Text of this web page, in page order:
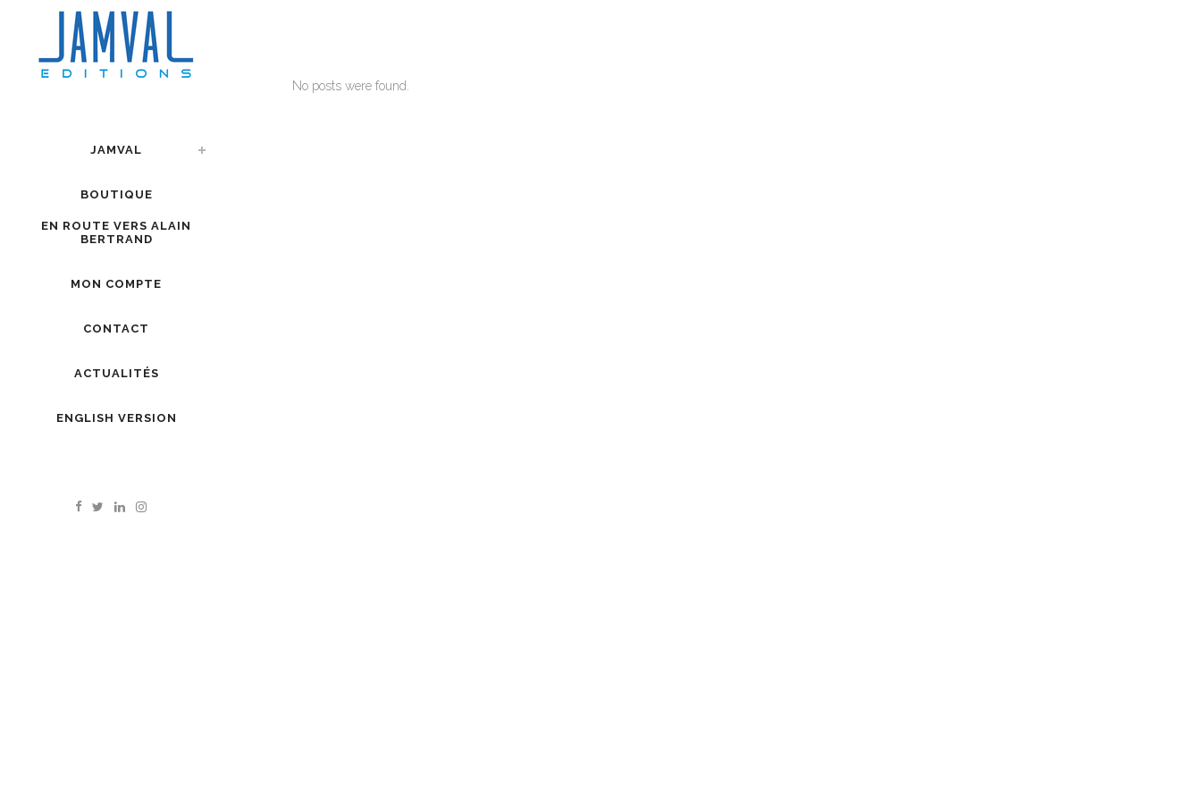
JAMVAL
BOUTIQUE
EN ROUTE VERS ALAIN
BERTRAND
MON COMPTE
CONTACT
ACTUALITÉS
ENGLISH VERSION
No posts were found.